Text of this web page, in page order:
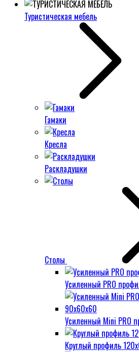
Туристическая мебель
Гамаки
Кресла
Раскладушки
Столы
Усиленный PRO
Усиленный Mini PRO
Круглый профиль